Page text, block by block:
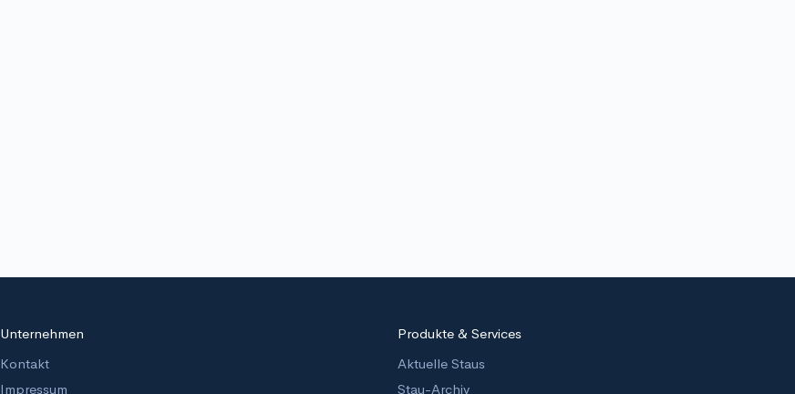
Unternehmen
Kontakt
Impressum
Produkte & Services
Aktuelle Staus
Stau-Archiv